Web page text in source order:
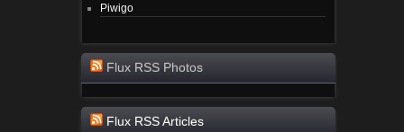
Piwigo
Flux RSS Photos
Flux RSS Articles